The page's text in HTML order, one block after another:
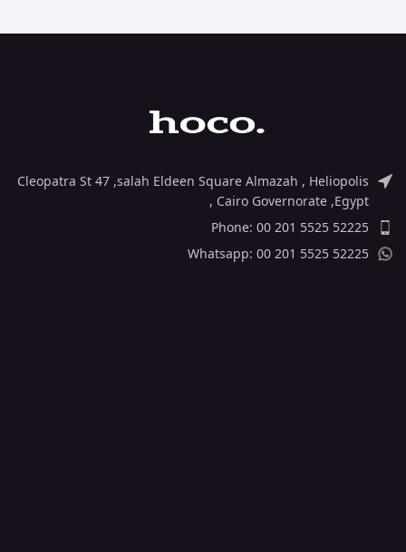
Cleopatra St 47 ,salah Eldeen Square Almazah , Heliopolis
, Cairo Governorate ,Egypt
Phone: 00 201 5525 52225
Whatsapp: 00 201 5525 52225